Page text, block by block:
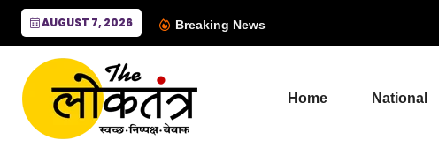
AUGUST 7, 2026 Breaking News
Home National